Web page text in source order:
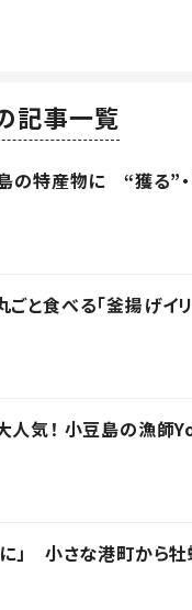
記事一覧
島の特産物に “獲る”
と食べる「釜揚げイ
気！ 小豆島の漁師
」 小さな港町から